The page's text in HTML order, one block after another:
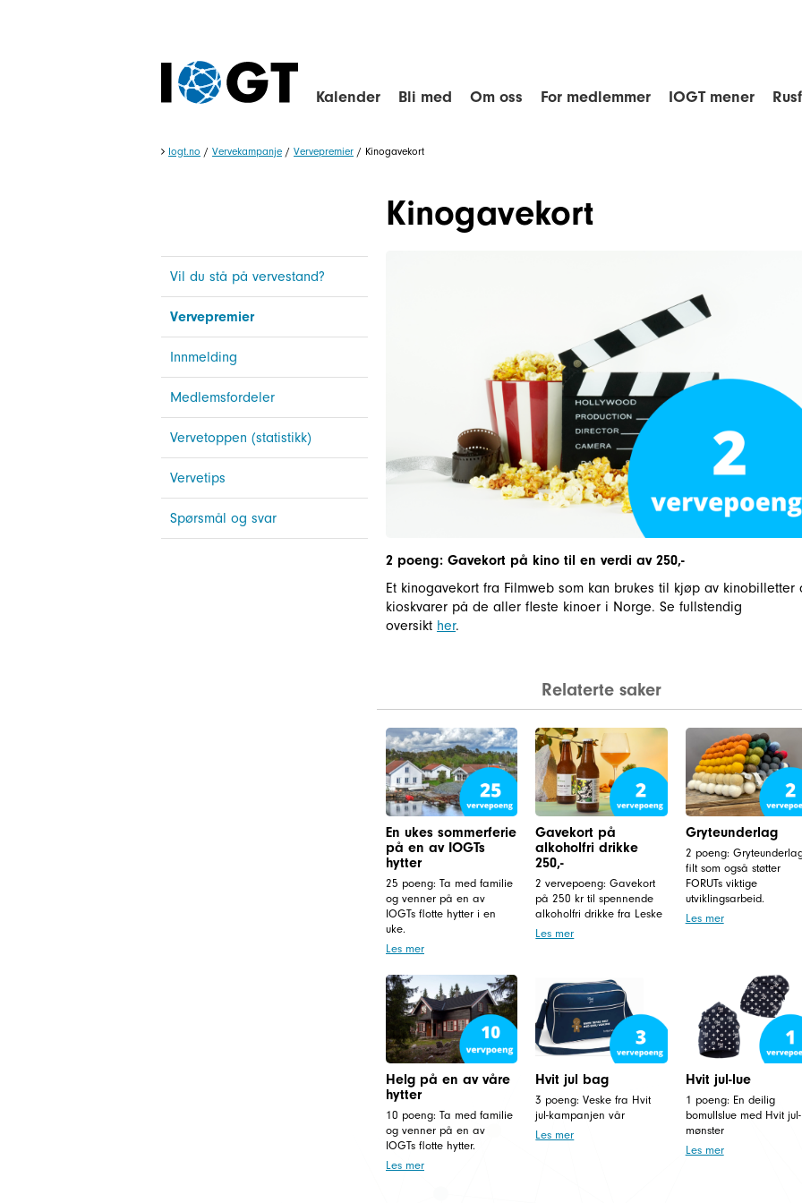
Kalender Bli med Om oss For medlemmer IOGT mener
Iogt.no / Vervekampanje / Vervepremier / Kinogavekort
Vil du stå på vervestand?
Vervepremier
Innmelding
Medlemsfordeler
Vervetoppen (statistikk)
Vervetips
Spørsmål og svar
Kinogavekort
2 poeng: Gavekort på kino til en verdi av 250,-
Et kinogavekort fra Filmweb som kan brukes til kjøp av kinobilletter
kioskvarer på de aller fleste kinoer i Norge. Se fullstendig
oversikt her.
Relaterte saker
En ukes sommerferie
på en av IOGTs
hytter
25 poeng: Ta med familie
og venner på en av
IOGTs flotte hytter i en
uke.
Les mer
Gavekort på
alkoholfri drikke
250,-
2 vervepoeng: Gavekort
på 250 kr til spennende
alkoholfri drikke fra Leske
Les mer
Gryteunderlag
2 poeng:
filt som også støtter
FORUTs viktige
utviklingsarbeid.
Les mer
Helg på en av våre
hytter
10 poeng: Ta med familie
og venner på en av
IOGTs flotte hytter.
Les mer
Hvit jul bag
3 poeng: Veske fra Hvit
jul-kampanjen vår
Les mer
Hvit jul-lue
1 poeng: En deilig
bomullslue med Hvit jul-
mønster
Les mer